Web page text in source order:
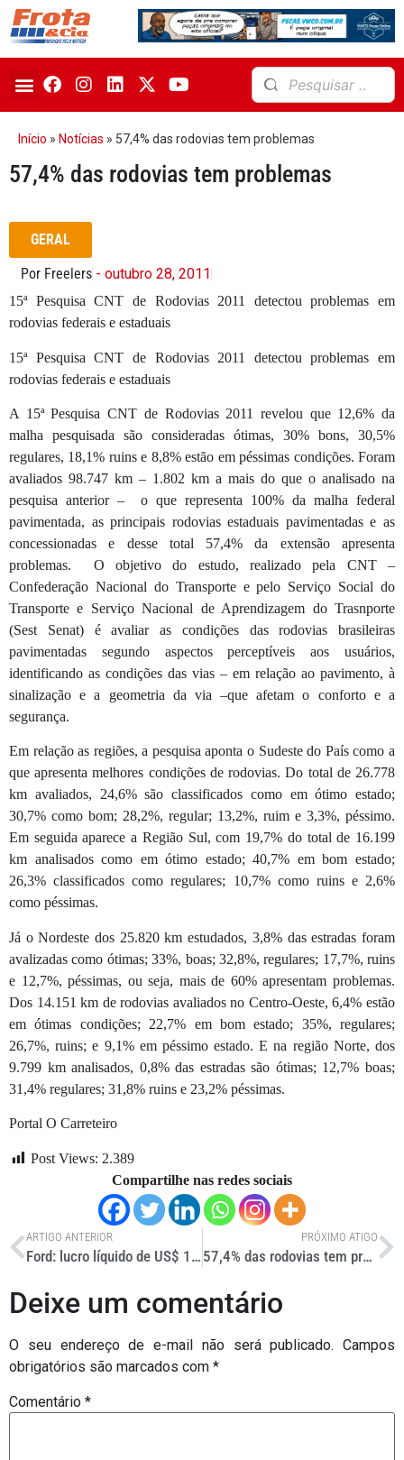
Início » Notícias » 57,4% das rodovias tem problemas
57,4% das rodovias tem problemas
GERAL
Por Freelers - outubro 28, 2011
15ª Pesquisa CNT de Rodovias 2011 detectou problemas em
rodovias federais e estaduais
15ª Pesquisa CNT de Rodovias 2011 detectou problemas em
rodovias federais e estaduais
A 15ª Pesquisa CNT de Rodovias 2011 revelou que 12,6% da
malha pesquisada são consideradas ótimas, 30% bons, 30,5%
regulares, 18,1% ruins e 8,8% estão em péssimas condições. Foram
avaliados 98.747 km – 1.802 km a mais do que o analisado na
pesquisa anterior – o que representa 100% da malha federal
pavimentada, as principais rodovias estaduais pavimentadas e as
concessionadas e desse total 57,4% da extensão apresenta
problemas. O objetivo do estudo, realizado pela CNT –
Confederação Nacional do Transporte e pelo Serviço Social do
Transporte e Serviço Nacional de Aprendizagem do Trasnporte
(Sest Senat) é avaliar as condições das rodovias brasileiras
pavimentadas segundo aspectos perceptíveis aos usuários,
identificando as condições das vias – em relação ao pavimento, à
sinalização e a geometria da via –que afetam o conforto e a
segurança.
Em relação as regiões, a pesquisa aponta o Sudeste do País como a
que apresenta melhores condições de rodovias. Do total de 26.778
km avaliados, 24,6% são classificados como em ótimo estado;
30,7% como bom; 28,2%, regular; 13,2%, ruim e 3,3%, péssimo.
Em seguida aparece a Região Sul, com 19,7% do total de 16.199
km analisados como em ótimo estado; 40,7% em bom estado;
26,3% classificados como regulares; 10,7% como ruins e 2,6%
como péssimas.
Já o Nordeste dos 25.820 km estudados, 3,8% das estradas foram
avalizadas como ótimas; 33%, boas; 32,8%, regulares; 17,7%, ruins
e 12,7%, péssimas, ou seja, mais de 60% apresentam problemas.
Dos 14.151 km de rodovias avaliados no Centro-Oeste, 6,4% estão
em ótimas condições; 22,7% em bom estado; 35%, regulares;
26,7%, ruins; e 9,1% em péssimo estado. E na região Norte, dos
9.799 km analisados, 0,8% das estradas são ótimas; 12,7% boas;
31,4% regulares; 31,8% ruins e 23,2% péssimas.
Portal O Carreteiro
Post Views: 2.389
Compartilhe nas redes sociais
ARTIGO ANTERIOR
Ford: lucro líquido de US$ 1,6 bilhão
PRÓXIMO ATIGO
57,4% das rodovias tem problemas
Deixe um comentário
O seu endereço de e-mail não será publicado. Campos
obrigatórios são marcados com *
Comentário *